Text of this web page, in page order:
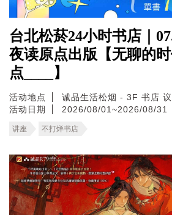
台北松菸24小时书店｜
夜读原点出版【无聊的
点____】
活动地点
诚品生活松烟 - 3F 书店
活动日期
2026/08/01~2026/08/31
讲座 不打烊书店